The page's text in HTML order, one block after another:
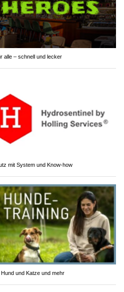
alle – schnell und lecker
mit System und Know-how
und Katze und mehr